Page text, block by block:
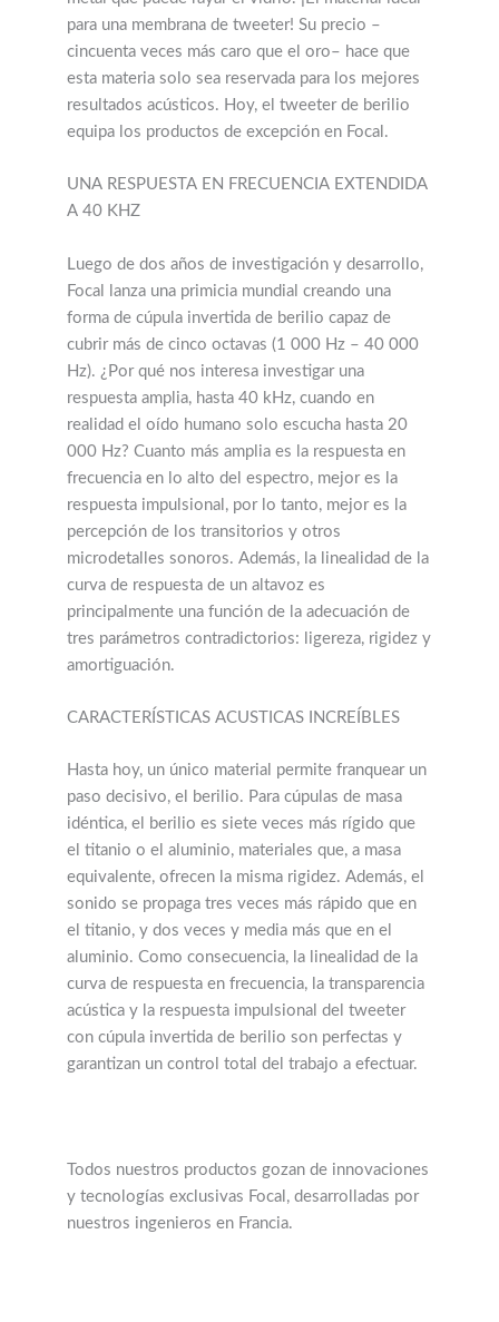
para una membrana de tweeter! Su precio –
cincuenta veces más caro que el oro– hace que
esta materia solo sea reservada para los mejores
resultados acústicos. Hoy, el tweeter de berilio
equipa los productos de excepción en Focal.
UNA RESPUESTA EN FRECUENCIA EXTENDIDA
A 40 KHZ
Luego de dos años de investigación y desarrollo,
Focal lanza una primicia mundial creando una
forma de cúpula invertida de berilio capaz de
cubrir más de cinco octavas (1 000 Hz – 40 000
Hz). ¿Por qué nos interesa investigar una
respuesta amplia, hasta 40 kHz, cuando en
realidad el oído humano solo escucha hasta 20
000 Hz? Cuanto más amplia es la respuesta en
frecuencia en lo alto del espectro, mejor es la
respuesta impulsional, por lo tanto, mejor es la
percepción de los transitorios y otros
microdetalles sonoros. Además, la linealidad de la
curva de respuesta de un altavoz es
principalmente una función de la adecuación de
tres parámetros contradictorios: ligereza, rigidez y
amortiguación.
CARACTERÍSTICAS ACUSTICAS INCREÍBLES
Hasta hoy, un único material permite franquear un
paso decisivo, el berilio. Para cúpulas de masa
idéntica, el berilio es siete veces más rígido que
el titanio o el aluminio, materiales que, a masa
equivalente, ofrecen la misma rigidez. Además, el
sonido se propaga tres veces más rápido que en
el titanio, y dos veces y media más que en el
aluminio. Como consecuencia, la linealidad de la
curva de respuesta en frecuencia, la transparencia
acústica y la respuesta impulsional del tweeter
con cúpula invertida de berilio son perfectas y
garantizan un control total del trabajo a efectuar.
Todos nuestros productos gozan de innovaciones
y tecnologías exclusivas Focal, desarrolladas por
nuestros ingenieros en Francia.